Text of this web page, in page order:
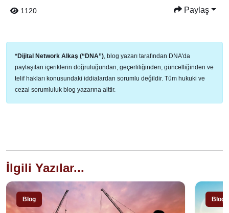
1120 Paylaş
*Dijital Network Alkaş (“DNA”), blog yazarı tarafından DNA'da
paylaşılan içeriklerin doğruluğundan, geçerliliğinden, güncelliğinden ve
telif hakları konusundaki iddialardan sorumlu değildir. Tüm hukuki ve
cezai sorumluluk blog yazarına aittir.
İlgili Yazılar...
Blog Blog